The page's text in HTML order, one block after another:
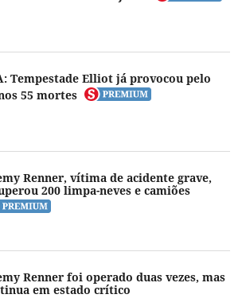
Tempestade Elliot já provocou pelo
55 mortes
Renner, vítima de acidente grave,
200 limpa-neves e camiões
Renner foi operado duas vezes, mas
em estado crítico